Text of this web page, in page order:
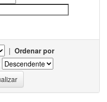
| Ordenar por